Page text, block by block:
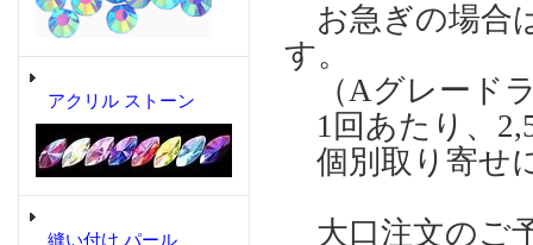
アクリル ストーン
縫い付け パール
お急ぎの場合
す。
（Aグレード
1回あたり、
個別取り寄せ
大口注文のご